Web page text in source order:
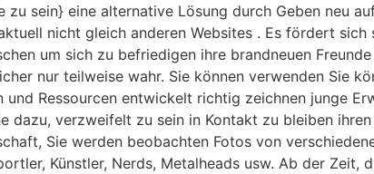
sein} eine alternative Lösung durch Geben neu
nicht gleich anderen Websites . Es fördert sich
um sich zu befriedigen ihre brandneuen
nur teilweise wahr. Sie können verwenden Sie
Ressourcen entwickelt richtig zeichnen junge
dazu, verzweifelt zu sein in Kontakt zu bleiben
Sie werden beobachten Fotos von
Künstler, Nerds, Metalheads usw. Ab der Zeit,